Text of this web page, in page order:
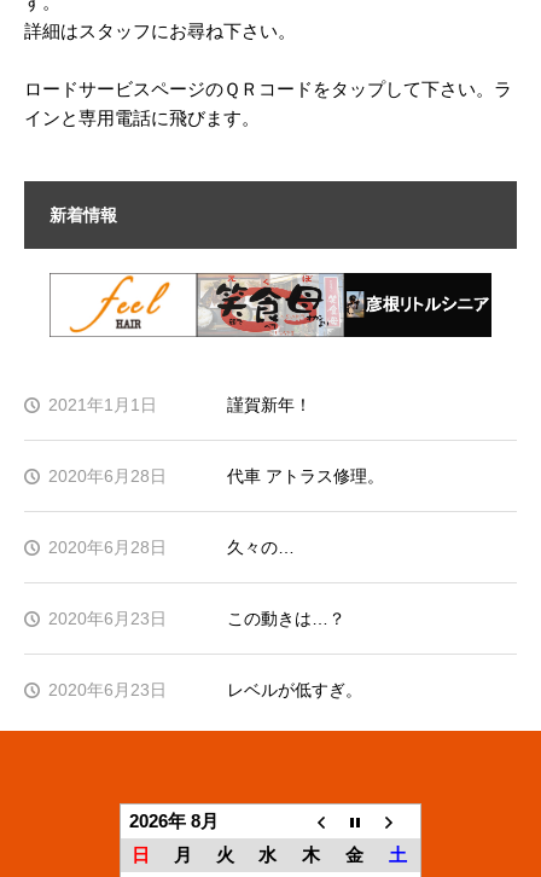
詳細はスタッフにお尋ね下さい。
ロードサービスページのＱＲコードをタップして下さい。ラ
インと専用電話に飛びます。
新着情報
謹賀新年！
2021年1月1日
代車 アトラス修理。
2020年6月28日
久々の…
2020年6月28日
この動きは…？
2020年6月23日
レベルが低すぎ。
2020年6月23日
2026年 8月
日
月 火 水 木 金
土